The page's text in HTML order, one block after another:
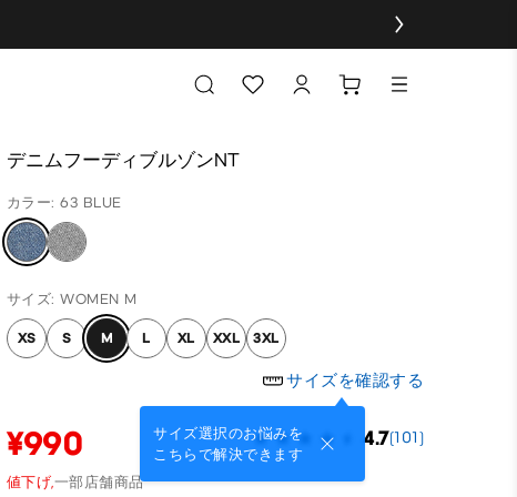
デニムフーディブルゾンNT
カラー: 63 BLUE
サイズ: WOMEN M
XS S M L XL XXL 3XL
サイズを確認する
サイズ選択のお悩みを
こちらで解決できます
¥990 4.7(101)
値下げ,一部店舗商品